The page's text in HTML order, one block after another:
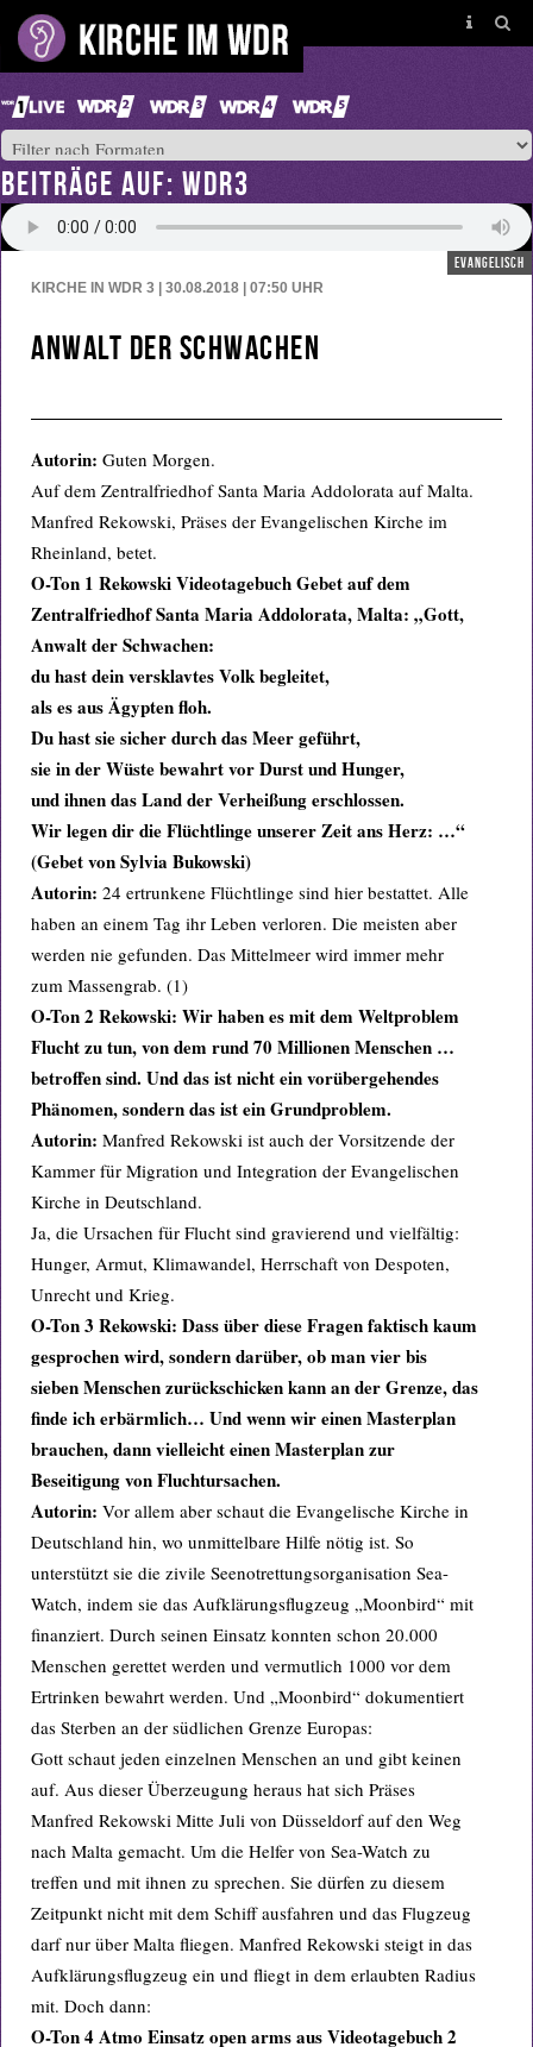
BEITRÄGE AUF: WDR3
evangelisch
KIRCHE IN WDR 3 | 30.08.2018 | 07:50 UHR
Anwalt der Schwachen
Autorin: Guten Morgen.
Auf dem Zentralfriedhof Santa Maria Addolorata auf Malta.
Manfred Rekowski, Präses der Evangelischen Kirche im
Rheinland, betet.
O-Ton 1 Rekowski Videotagebuch Gebet auf dem
Zentralfriedhof Santa Maria Addolorata, Malta: „Gott,
Anwalt der Schwachen:
du hast dein versklavtes Volk begleitet,
als es aus Ägypten floh.
Du hast sie sicher durch das Meer geführt,
sie in der Wüste bewahrt vor Durst und Hunger,
und ihnen das Land der Verheißung erschlossen.
Wir legen dir die Flüchtlinge unserer Zeit ans Herz: …“
(Gebet von Sylvia Bukowski)
Autorin: 24 ertrunkene Flüchtlinge sind hier bestattet. Alle
haben an einem Tag ihr Leben verloren. Die meisten aber
werden nie gefunden. Das Mittelmeer wird immer mehr
zum Massengrab. (1)
O-Ton 2 Rekowski: Wir haben es mit dem Weltproblem
Flucht zu tun, von dem rund 70 Millionen Menschen …
betroffen sind. Und das ist nicht ein vorübergehendes
Phänomen, sondern das ist ein Grundproblem.
Autorin: Manfred Rekowski ist auch der Vorsitzende der
Kammer für Migration und Integration der Evangelischen
Kirche in Deutschland.
Ja, die Ursachen für Flucht sind gravierend und vielfältig:
Hunger, Armut, Klimawandel, Herrschaft von Despoten,
Unrecht und Krieg.
O-Ton 3 Rekowski: Dass über diese Fragen faktisch kaum
gesprochen wird, sondern darüber, ob man vier bis
sieben Menschen zurückschicken kann an der Grenze, das
finde ich erbärmlich… Und wenn wir einen Masterplan
brauchen, dann vielleicht einen Masterplan zur
Beseitigung von Fluchtursachen.
Autorin: Vor allem aber schaut die Evangelische Kirche in
Deutschland hin, wo unmittelbare Hilfe nötig ist. So
unterstützt sie die zivile Seenotrettungsorganisation Sea-
Watch, indem sie das Aufklärungsflugzeug „Moonbird“ mit
finanziert. Durch seinen Einsatz konnten schon 20.000
Menschen gerettet werden und vermutlich 1000 vor dem
Ertrinken bewahrt werden. Und „Moonbird“ dokumentiert
das Sterben an der südlichen Grenze Europas:
Gott schaut jeden einzelnen Menschen an und gibt keinen
auf. Aus dieser Überzeugung heraus hat sich Präses
Manfred Rekowski Mitte Juli von Düsseldorf auf den Weg
nach Malta gemacht. Um die Helfer von Sea-Watch zu
treffen und mit ihnen zu sprechen. Sie dürfen zu diesem
Zeitpunkt nicht mit dem Schiff ausfahren und das Flugzeug
darf nur über Malta fliegen. Manfred Rekowski steigt in das
Aufklärungsflugzeug ein und fliegt in dem erlaubten Radius
mit. Doch dann:
O-Ton 4 Atmo Einsatz open arms aus Videotagebuch 2